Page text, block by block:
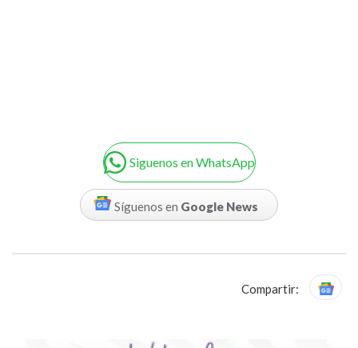
Siguenos en WhatsApp
Síguenos en Google News
Compartir: